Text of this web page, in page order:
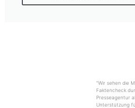
"Wir sehen die
Faktencheck
Presseagentur
Unterstützung